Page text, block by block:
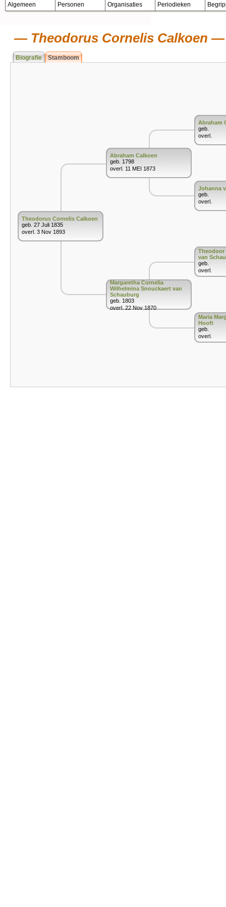
Algemeen Personen Organisaties Periodieken
Theodorus Cornelis Calkoen
Biografie Stamboom
Theodorus Cornelis Calkoen
geb. 27 Juli 1835
overl. 3 Nov 1893
Abraham Calkoen
geb. 1798
overl. 11 MEI 1873
Margaretha Cornelia
Wilhelmina Snouckaert van
Schauburg
geb. 1803
overl. 22 Nov 1870
Abraham
geb.
overl.
Johanna
geb.
overl.
Theodoor
van
geb.
overl.
Maria
Hooft
geb.
overl.